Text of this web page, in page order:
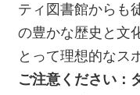
ティ図書館からも
の豊かな歴史と文
とって理想的なス
ご注意ください：